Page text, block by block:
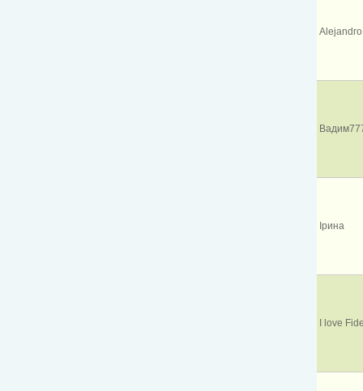
Alejandro
Ірина
I love